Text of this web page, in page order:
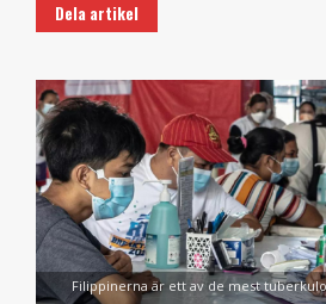
Dela artikel
Filippinerna är ett av de mest